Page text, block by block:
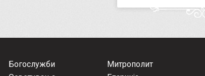
Богослужби
Митрополит